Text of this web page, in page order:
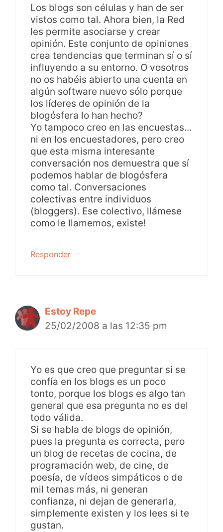
Los blogs son células y han de ser
vistos como tal. Ahora bien, la Red
les permite asociarse y crear
opinión. Este conjunto de opiniones
crea tendencias que terminan sí o sí
influyendo a su entorno. O vosotros
no os habéis abierto una cuenta en
algún software nuevo sólo porque
los líderes de opinión de la
blogósfera lo han hecho?
Yo tampoco creo en las encuestas…
ni en los encuestadores, pero creo
que esta misma interesante
conversación nos demuestra que sí
podemos hablar de blogósfera
como tal. Conversaciones
colectivas entre individuos
(bloggers). Ese colectivo, llámese
como le llamemos, existe!
Responder
Estoy Repe
25/02/2008 a las 12:35 pm
Yo es que creo que preguntar si se
confía en los blogs es un poco
tonto, porque los blogs es algo tan
general que esa pregunta no es del
todo válida.
Si se habla de blogs de opinión,
pues la pregunta es correcta, pero
un blog de recetas de cocina, de
programación web, de cine, de
poesía, de vídeos simpáticos o de
mil temas más, ni generan
confianza, ni dejan de generarla,
simplemente existen y los lees si te
gustan.